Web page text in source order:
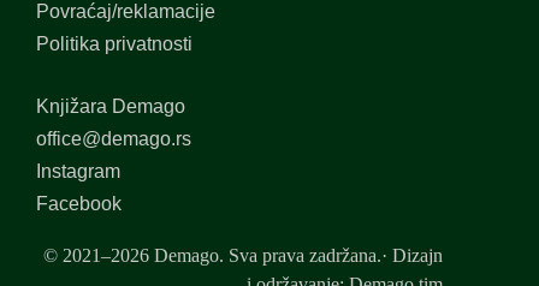
Povraćaj/reklamacije
Politika privatnosti
Knjižara Demago
office@demago.rs
Instagram
Facebook
© 2021–2026 Demago. Sva prava zadržana.· Dizajn